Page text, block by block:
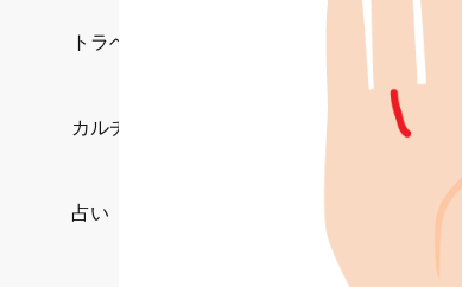
トラベル
カルチャー/エンタメ
占い